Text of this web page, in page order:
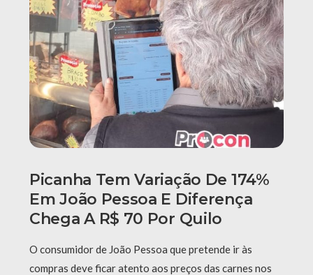
Picanha Tem Variação De 174%
Em João Pessoa E Diferença
Chega A R$ 70 Por Quilo
O consumidor de João Pessoa que pretende ir às
compras deve ficar atento aos preços das carnes nos